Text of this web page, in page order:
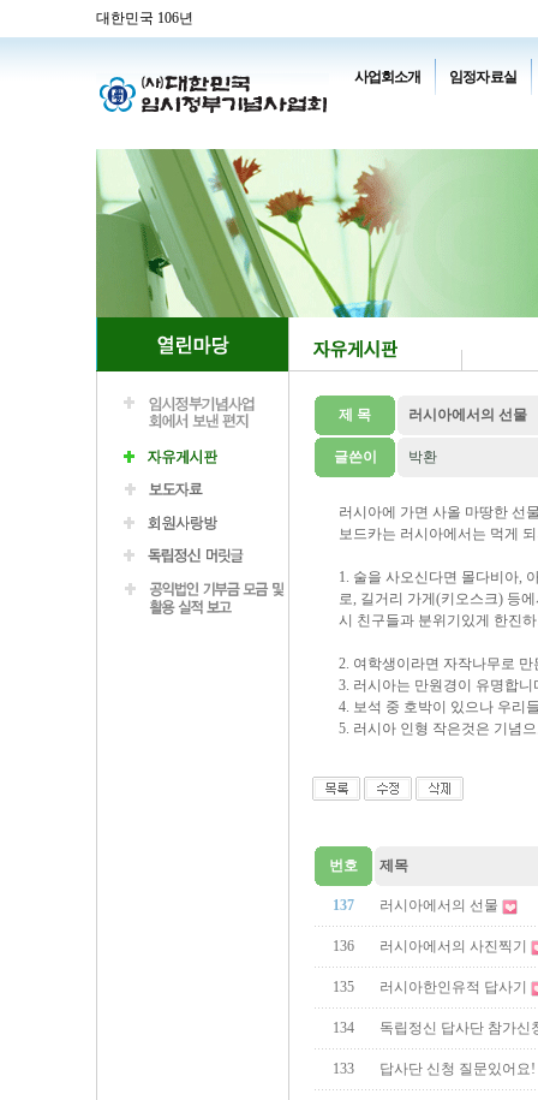
대한민국 106년
사업회소개 임정자료실
제 목 러시아에서의 선물
글쓴이 박환
러시아에 가면 사올 마땅한 선
보드카는 러시아에서는 먹게
1. 술을 사오신다면 몰다비아,
로, 길거리 가게(키오스크) 등
시 친구들과 분위기있게 한진
2. 여학생이라면 자작나무로 만
3. 러시아는 만원경이 유명합
4. 보석 중 호박이 있으나 우리
5. 러시아 인형 작은것은 기념
번호 제목
137 러시아에서의 선물
136 러시아에서의 사진찍기
135 러시아한인유적 답사기
134 독립정신 답사단 참가
133 답사단 신청 질문있어요!